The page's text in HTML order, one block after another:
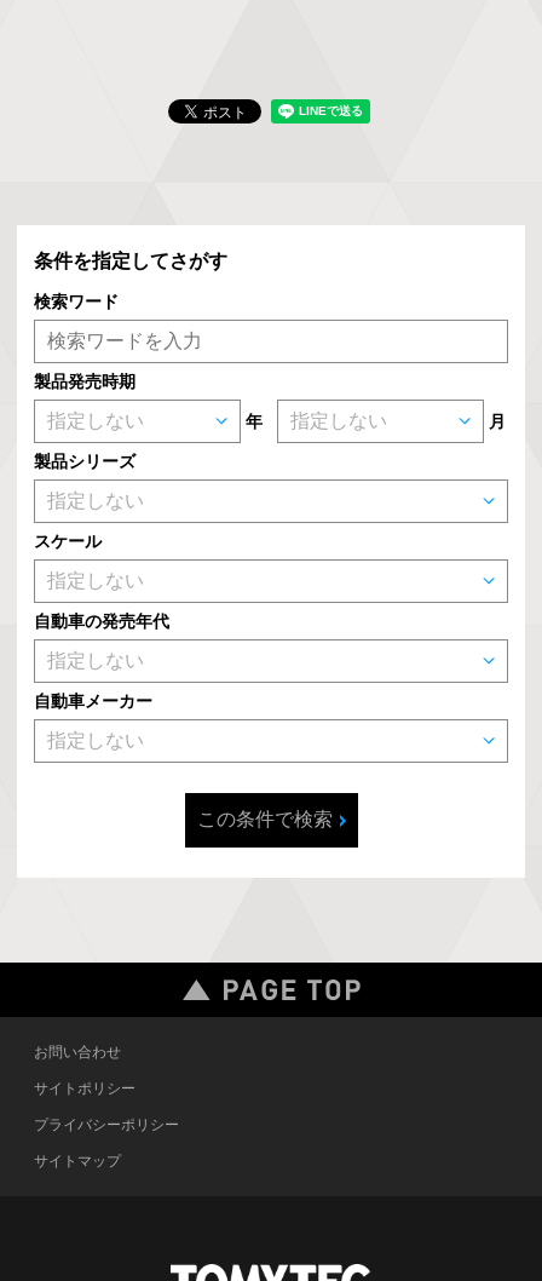
条件を指定してさがす
検索ワード
製品発売時期
年 月
製品シリーズ
スケール
自動車の発売年代
自動車メーカー
この条件で検索
お問い合わせ
サイトポリシー
プライバシーポリシー
サイトマップ